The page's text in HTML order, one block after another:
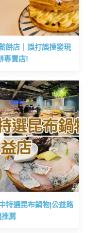
餅店｜誤打誤撞發現
專賣店!
特選昆布鍋物|公益路
薦